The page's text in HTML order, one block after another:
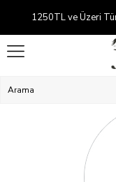
1250TL ve Üzeri